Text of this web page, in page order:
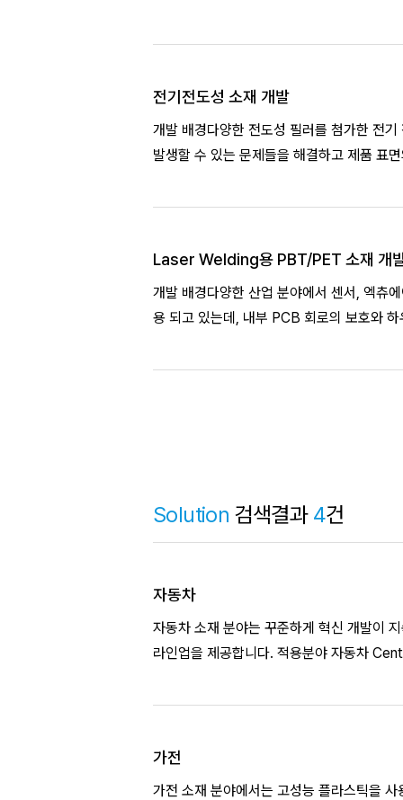
전기전도성 소재 개발
개발 배경다양한 전도성 필러를 첨가한 전
발생할 수 있는 문제들을 해결하고 제품 표
Laser Welding용 PBT/PET 소재 개
개발 배경다양한 산업 분야에서 센서, 엑츄
용 되고 있는데, 내부 PCB 회로의 보호와
Solution 검색결과 4건
자동차
자동차 소재 분야는 꾸준하게 혁신 개발이
라인업을 제공
가전
가전 소재 분야에서는 고성능 플라스틱을